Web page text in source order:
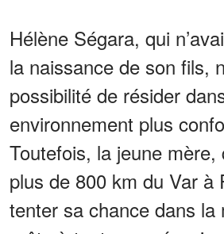
Hélène Ségara, qui
la naissance de son fils,
possibilité de résider
environnement plus
Toutefois, la jeune
plus de 800 km du Var à
tenter sa chance dans la